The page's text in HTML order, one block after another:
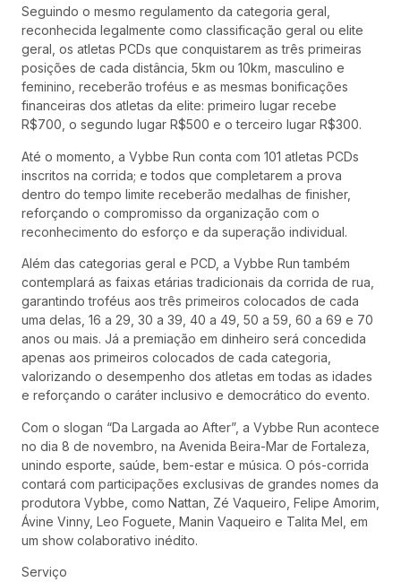
Seguindo o mesmo regulamento da categoria geral,
reconhecida legalmente como classificação geral ou elite
geral, os atletas PCDs que conquistarem as três primeiras
posições de cada distância, 5km ou 10km, masculino e
feminino, receberão troféus e as mesmas bonificações
financeiras dos atletas da elite: primeiro lugar recebe
R$700, o segundo lugar R$500 e o terceiro lugar R$300.
Até o momento, a Vybbe Run conta com 101 atletas PCDs
inscritos na corrida; e todos que completarem a prova
dentro do tempo limite receberão medalhas de finisher,
reforçando o compromisso da organização com o
reconhecimento do esforço e da superação individual.
Além das categorias geral e PCD, a Vybbe Run também
contemplará as faixas etárias tradicionais da corrida de rua,
garantindo troféus aos três primeiros colocados de cada
uma delas, 16 a 29, 30 a 39, 40 a 49, 50 a 59, 60 a 69 e 70
anos ou mais. Já a premiação em dinheiro será concedida
apenas aos primeiros colocados de cada categoria,
valorizando o desempenho dos atletas em todas as idades
e reforçando o caráter inclusivo e democrático do evento.
Com o slogan “Da Largada ao After”, a Vybbe Run acontece
no dia 8 de novembro, na Avenida Beira-Mar de Fortaleza,
unindo esporte, saúde, bem-estar e música. O pós-corrida
contará com participações exclusivas de grandes nomes da
produtora Vybbe, como Nattan, Zé Vaqueiro, Felipe Amorim,
Ávine Vinny, Leo Foguete, Manin Vaqueiro e Talita Mel, em
um show colaborativo inédito.
Serviço